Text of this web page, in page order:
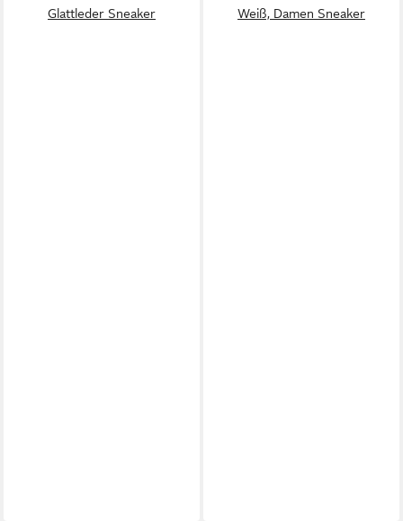
Glattleder Sneaker
Weiß, Damen Sneaker